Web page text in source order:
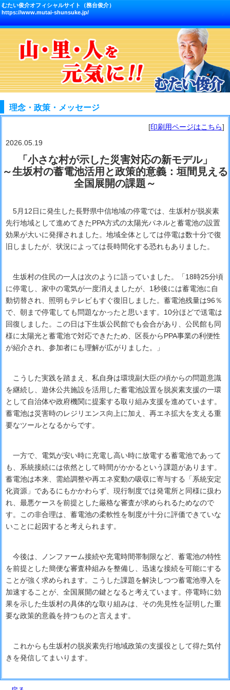
むたい俊介オフィシャルサイト（務台俊介）
https://www.mutai-shunsuke.jp/
理念・政策・メッセージ
[印刷用ページはこちら]
2026.05.19
「小さな村が示した災害対応の新モデル」
～生坂村の蓄電池活用と政策的意義：垣間見える
全国展開の課題～
5月12日に発生した長野県中信地域の停電では、生坂村が脱炭素
先行地域として進めてきたPPA方式の太陽光パネルと蓄電池の設置
効果が大いに発揮されました。地域全体としては停電は数十分で復
旧しましたが、状況によっては長時間化する恐れもありました。
生坂村の住民の一人は次のように語っていました。「18時25分頃
に停電し、家中の電気が一度消えましたが、1秒後には蓄電池に自
動切替され、照明もテレビもすぐ復旧しました。蓄電池残量は96％
で、朝まで停電しても問題なかったと思います。10分ほどで送電は
回復しました。この日は下生坂公民館でも会合があり、公民館も同
様に太陽光と蓄電池で対応できたため、区長からPPA事業の利便性
が紹介され、参加者にも理解が広がりました。」
こうした実践を踏まえ、私自身は環境副大臣の頃からの問題意識
を継続し、遊休公共施設を活用した蓄電池設置を脱炭素支援の一環
として自治体や政府機関に提案する取り組み支援を進めています。
蓄電池は災害時のレジリエンス向上に加え、再エネ拡大を支える重
要なツールとなるからです。
一方で、電気が安い時に充電し高い時に放電する蓄電池であって
も、系統接続には依然として時間がかかるという課題があります。
蓄電池は本来、需給調整や再エネ変動の吸収に寄与する「系統安定
化資源」であるにもかかわらず、現行制度では発電所と同様に扱わ
れ、最悪ケースを前提とした厳格な審査が求められるためなので
す。この非合理は、蓄電池の柔軟性を制度が十分に評価できていな
いことに起因すると考えられます。
今後は、ノンファーム接続や充電時間帯制限など、蓄電池の特性
を前提とした簡便な審査枠組みを整備し、迅速な接続を可能にする
ことが強く求められます。こうした課題を解決しつつ蓄電池導入を
加速することが、全国展開の鍵となると考えています。停電時に効
果を示した生坂村の具体的な取り組みは、その先見性を証明した重
要な政策的意義を持つものと言えます。
これからも生坂村の脱炭素先行地域政策の支援役として得た気付
きを発信してまいります。